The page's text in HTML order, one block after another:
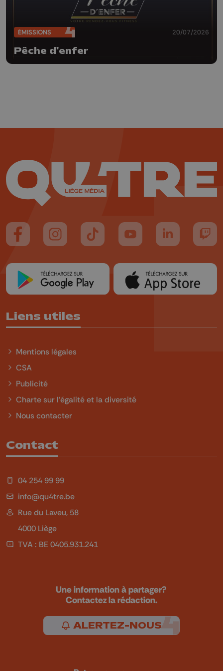
ÉMISSIONS 20/07/2026
Pêche d'enfer
Suivez-nous sur FaceBook
Suivez-nous sur Instagram
Suivez-nous sur TikTok
Suivez-nous sur YouTube
Suivez-nous
Liens utiles
Mentions légales
CSA
Publicité
Charte sur l'égalité et la diversité
Nous contacter
Contact
04 254 99 99
info@qu4tre.be
Rue du Laveu, 58
4000 Liège
TVA : BE 0405.931.241
Une information à partager?
Contactez la rédaction.
ALERTEZ-NOUS